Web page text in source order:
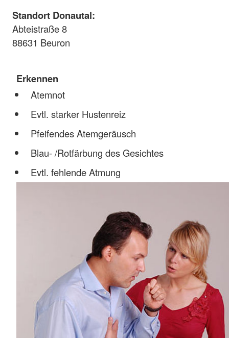
Standort Donautal:
Abteistraße 8
88631 Beuron
Erkennen
Atemnot
Evtl. starker Hustenreiz
Pfeifendes Atemgeräusch
Blau- /Rotfärbung des Gesichtes
Evtl. fehlende Atmung